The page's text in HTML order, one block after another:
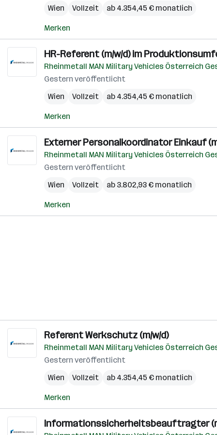
Wien
Vollzeit ab 4.354,45 € monatlich
Merken
HR-Referent (m/w/d) im
Rheinmetall MAN Military Vehicles Österreich
Gestern veröffentlicht
Wien
Vollzeit ab 4.354,45 € monatlich
Merken
Externer Personalkoordinator Einkauf
Rheinmetall MAN Military Vehicles Österreich
Gestern veröffentlicht
Wien
Vollzeit ab 3.802,93 € monatlich
Merken
Referent Werkschutz (m/w/d)
Rheinmetall MAN Military Vehicles Österreich
Gestern veröffentlicht
Wien
Vollzeit ab 4.354,45 € monatlich
Merken
Informationssicherheitsbeauftragter